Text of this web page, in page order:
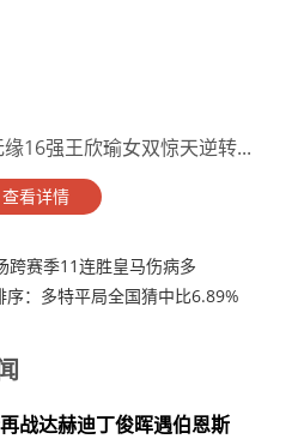
16强王欣瑜女双惊天逆转...
查看详情
跨赛季11连胜皇马伤病多
：多特平局全国猜中比6.89%
战达赫迪丁俊晖遇伯恩斯